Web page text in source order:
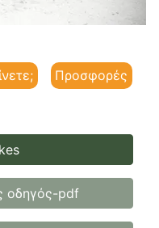
Προσφορές
οδηγός-pdf